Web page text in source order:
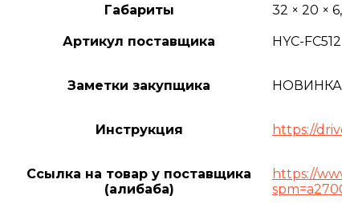
Габариты
32 × 20 ×
Артикул поставщика HYC-FC512
Заметки закупщика
Инструкция https://
Ссылка на товар у поставщика
(алибаба)
https://